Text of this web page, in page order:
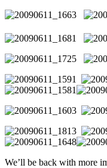
We’ll be back with more